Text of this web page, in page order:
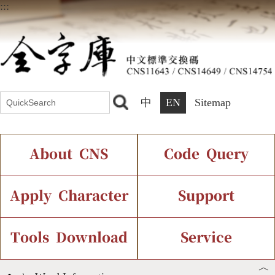
:::
中 EN Sitemap
About CNS
Introduction Current Status
Chinese Code Status
Code Query
IDS Query
Components Query
Apply Character
Application Process
Support
Font Instant Display
Tools Download Service
︿